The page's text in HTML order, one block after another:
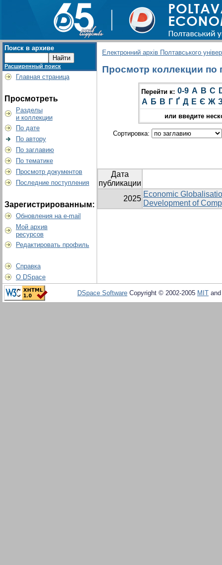
Поиск в архиве
Расширенный поиск
Главная страница
Просмотреть
Разделы
и коллекции
По дате
По автору
По заглавию
По тематике
Просмотр документов
Последние поступления
Зарегистрированным:
Обновления на e-mail
Мой архив
ресурсов
Редактировать профиль
Справка
О DSpace
Електронний архів Полтавського
Просмотр коллекции по
Перейти к: 0-9 A B C
А Б В Г Ґ Д Е Є Ж
или введите
Сортировка:
Дата
публикации
2025
Economic
Development of
DSpace Software Copyright © 2002-2005 MIT